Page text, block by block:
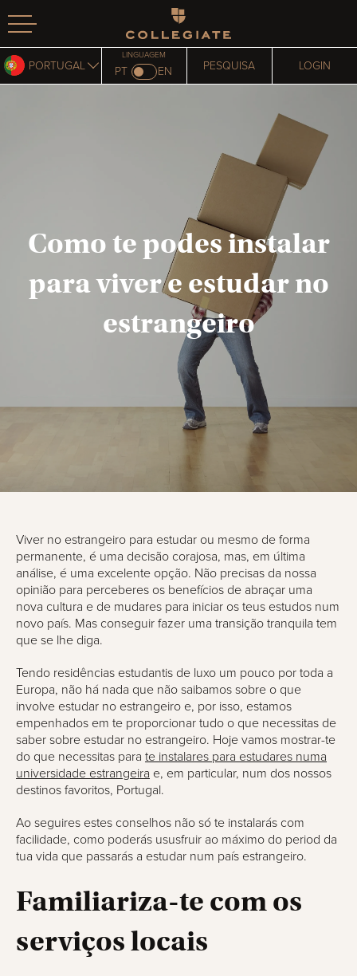
Homepage
PORTUGAL PT
LINGUAGEM
EN PESQUISA LOGIN
Como te podes instalar
para viver e estudar no
estrangeiro
Viver no estrangeiro para estudar ou mesmo de forma
permanente, é uma decisão corajosa, mas, em última
análise, é uma excelente opção. Não precisas da nossa
opinião para perceberes os benefícios de abraçar uma
nova cultura e de mudares para iniciar os teus estudos num
novo país. Mas conseguir fazer uma transição tranquila tem
que se lhe diga.
Tendo residências estudantis de luxo um pouco por toda a
Europa, não há nada que não saibamos sobre o que
involve estudar no estrangeiro e, por isso, estamos
empenhados em te proporcionar tudo o que necessitas de
saber sobre estudar no estrangeiro. Hoje vamos mostrar-te
do que necessitas para te instalares para estudares numa
universidade estrangeira e, em particular, num dos nossos
destinos favoritos, Portugal.
Ao seguires estes conselhos não só te instalarás com
facilidade, como poderás ususfruir ao máximo do period da
tua vida que passarás a estudar num país estrangeiro.
Familiariza-te com os
serviços locais